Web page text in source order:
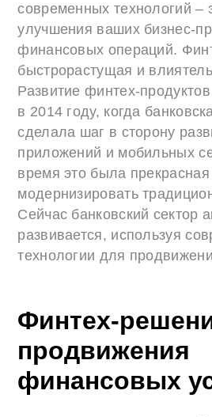
современных технологий –
улучшения ваших бизнес-
финансовых операций.
быстрорастущая и
Развитие финтех-
в 2014 году, когда
сделала шаг в сторону
приложений и мобильных
время это была
модернизировать
Сейчас банковский сектор
развивается, используя
технологии для
Финтех-
продвижения
финансовых